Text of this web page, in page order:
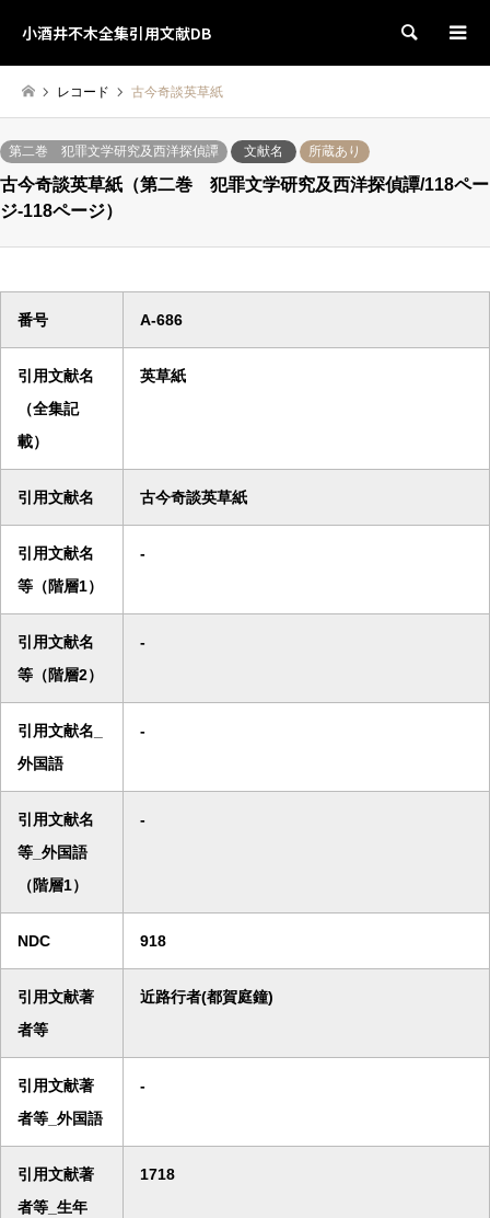
小酒井不木全集引用文献DB 検索
レコード 古今奇談英草紙
第二巻 犯罪文学研究及西洋探偵譚 文献名 所蔵あり
古今奇談英草紙（第二巻 犯罪文学研究及西洋探偵譚/118ペー
ジ-118ページ）
番号 A-686
引用文献名
（全集記
載）
英草紙
引用文献名 古今奇談英草紙
引用文献名
等（階層1）
-
引用文献名
等（階層2）
-
引用文献名_
外国語
-
引用文献名
等_外国語
（階層1）
-
NDC 918
引用文献著
者等
近路行者(都賀庭鐘)
引用文献著
者等_外国語
-
引用文献著
者等_生年
1718